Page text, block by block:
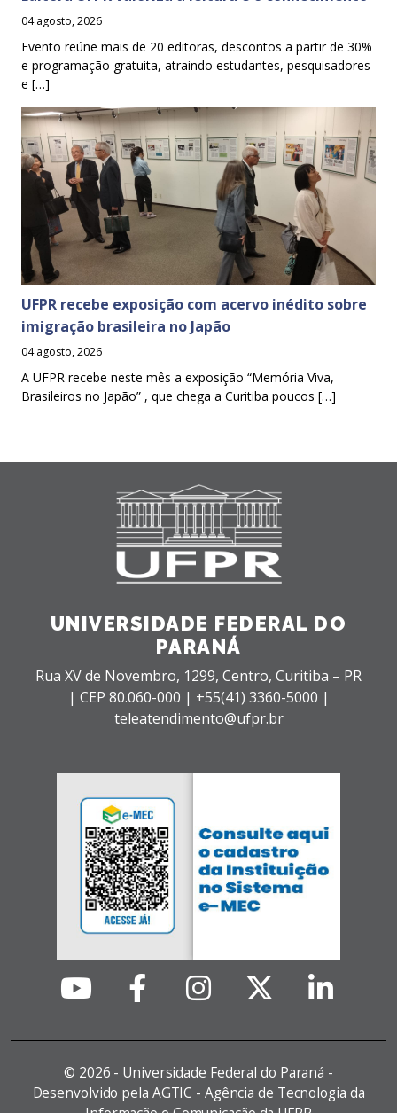
04 agosto, 2026
Evento reúne mais de 20 editoras, descontos a partir de 30%
e programação gratuita, atraindo estudantes, pesquisadores
e […]
UFPR recebe exposição com acervo inédito sobre
imigração brasileira no Japão
04 agosto, 2026
A UFPR recebe neste mês a exposição “Memória Viva,
Brasileiros no Japão” , que chega a Curitiba poucos […]
UNIVERSIDADE FEDERAL DO
PARANÁ
Rua XV de Novembro, 1299, Centro, Curitiba – PR
| CEP 80.060-000 | +55(41) 3360-5000 |
teleatendimento@ufpr.br
© 2026 - Universidade Federal do Paraná -
Desenvolvido pela AGTIC - Agência de Tecnologia da